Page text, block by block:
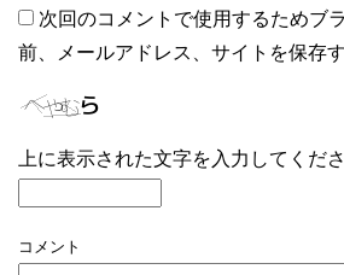
次回のコメントで使用するためブ
前、メールアドレス、サイトを保存す
上に表示された文字を入力してくださ
コメント